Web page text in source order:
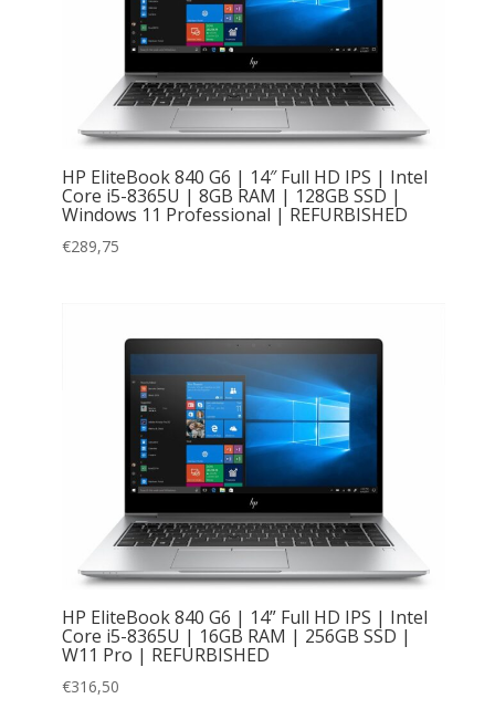
HP EliteBook 840 G6 | 14″ Full HD IPS | Intel
Core i5-8365U | 8GB RAM | 128GB SSD |
Windows 11 Professional | REFURBISHED
€289,75
HP EliteBook 840 G6 | 14” Full HD IPS | Intel
Core i5-8365U | 16GB RAM | 256GB SSD |
W11 Pro | REFURBISHED
€316,50